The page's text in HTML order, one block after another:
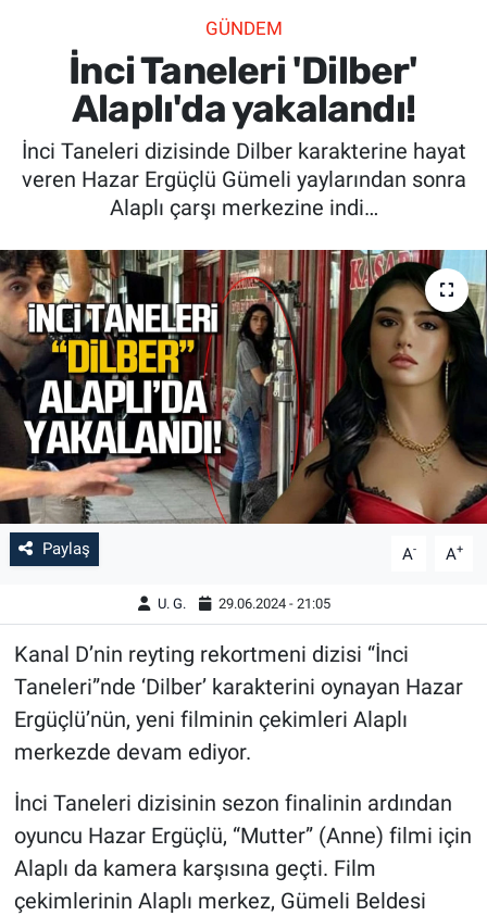
GÜNDEM
İnci Taneleri 'Dilber'
Alaplı'da yakalandı!
İnci Taneleri dizisinde Dilber karakterine hayat
veren Hazar Ergüçlü Gümeli yaylarından sonra
Alaplı çarşı merkezine indi…
Paylaş A- A+
U. G. 29.06.2024 - 21:05
Kanal D’nin reyting rekortmeni dizisi “İnci
Taneleri”nde ‘Dilber’ karakterini oynayan Hazar
Ergüçlü’nün, yeni filminin çekimleri Alaplı
merkezde devam ediyor.
İnci Taneleri dizisinin sezon finalinin ardından
oyuncu Hazar Ergüçlü, “Mutter” (Anne) filmi için
Alaplı da kamera karşısına geçti. Film
çekimlerinin Alaplı merkez, Gümeli Beldesi
SPOR
SAĞLIK